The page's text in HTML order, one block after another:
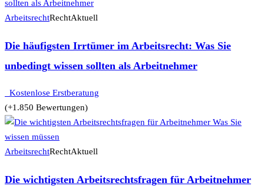
ArbeitsrechtRechtAktuell
Die häufigsten Irrtümer im Arbeitsrecht: Was Sie
unbedingt wissen sollten als Arbeitnehmer
Kostenlose Erstberatung
(+1.850 Bewertungen)
ArbeitsrechtRechtAktuell
Die wichtigsten Arbeitsrechtsfragen für Arbeitnehmer